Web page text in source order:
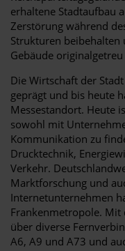
erhaltene Stadtaufbau
Zerstörung während
Strukturen beibehalten
Gebäude
Die Wirtschaft der
geprägt und bis heute
Messestandort. Heute
sowohl mit
Kommunikation zu
Drucktechnik,
Verkehr.
Marktforschung und
Internetunternehmen
Frankenmetropole.
über diverse
A6, A9 und A73 und